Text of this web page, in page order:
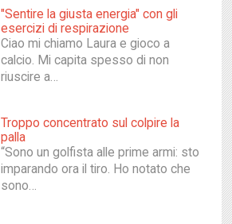
"Sentire la giusta energia" con gli
esercizi di respirazione
Ciao mi chiamo Laura e gioco a
calcio. Mi capita spesso di non
riuscire a…
Troppo concentrato sul colpire la
palla
“Sono un golfista alle prime armi: sto
imparando ora il tiro. Ho notato che
sono…